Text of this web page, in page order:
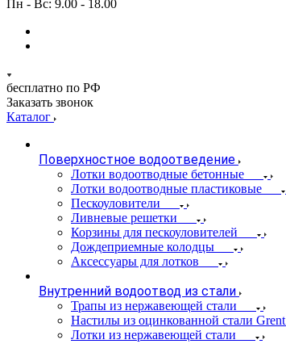
Пн - Вс: 9.00 - 18.00
бесплатно по РФ
Заказать звонок
Каталог
Поверхностное водоотведение
Лотки водоотводные бетонные
Лотки водоотводные пластиковые
Пескоуловители
Ливневые решетки
Корзины для пескоуловителей
Дождеприемные колодцы
Аксессуары для лотков
Внутренний водоотвод из стали
Трапы из нержавеющей стали
Настилы из оцинкованной стали Grent
Лотки из нержавеющей стали